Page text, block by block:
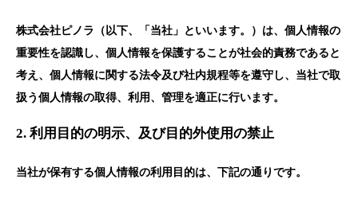
株式会社ピノラ（以下、「当社」といいます。）は、個人情報の
重要性を認識し、個人情報を保護することが社会的責務であると
考え、個人情報に関する法令及び社内規程等を遵守し、当社で取
扱う個人情報の取得、利用、管理を適正に行います。
2. 利用目的の明示、及び目的外使用の禁止
当社が保有する個人情報の利用目的は、下記の通りです。